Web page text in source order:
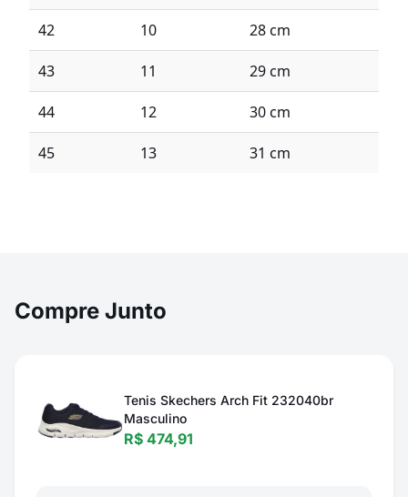
42 10 28 cm
43 11 29 cm
44 12 30 cm
45 13 31 cm
Compre Junto
Tenis Skechers Arch Fit 232040br
Masculino
R$ 474,91